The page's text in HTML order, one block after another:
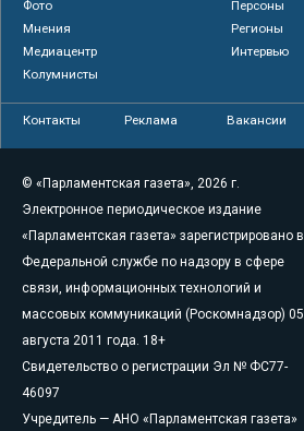
Фото
Персоны
Мнения
Регионы
Медиацентр
Интервью
Колумнисты
Контакты Реклама Вакансии
© «Парламентская газета», 2026 г.
Электронное периодическое издание
«Парламентская газета» зарегистрировано в
Федеральной службе по надзору в сфере
связи, информационных технологий и
массовых коммуникаций (Роскомнадзор) 05
августа 2011 года. 18+
Свидетельство о регистрации Эл № ФС77-
46097
Учредитель — АНО «Парламентская газета»